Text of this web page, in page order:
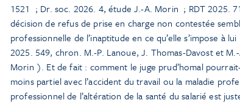
1521 ; Dr. soc. 2026. 4, étude J.-A. Morin ; RDT 2025.
décision de refus de prise en charge non contestée
professionnelle de l’inaptitude en ce qu’elle s’impose à
2025. 549, chron. M.-P. Lanoue, J. Thomas-Davost et
Morin ). Et de fait : comment le juge prud’homal
moins partiel avec l’accident du travail ou la maladie
professionnel de l’altération de la santé du salarié est